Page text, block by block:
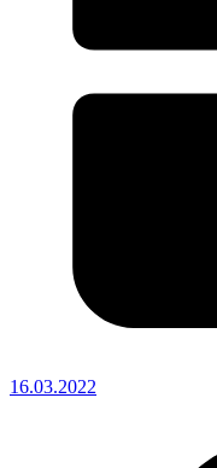
16.03.2022